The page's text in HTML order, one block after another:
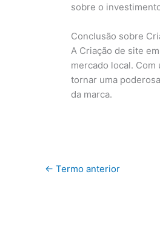
sobre o
Conclusão sobre
A Criação de site
mercado local. Com
tornar uma
da marca.
← Termo anterior